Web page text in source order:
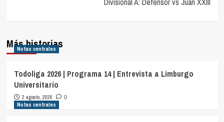
Divisional A: Defensor vs Juan XXIII
Más historias
Notas centrales
Todoliga 2026 | Programa 14 | Entrevista a Limburgo
Universitario
2 agosto, 2026 0
Notas centrales